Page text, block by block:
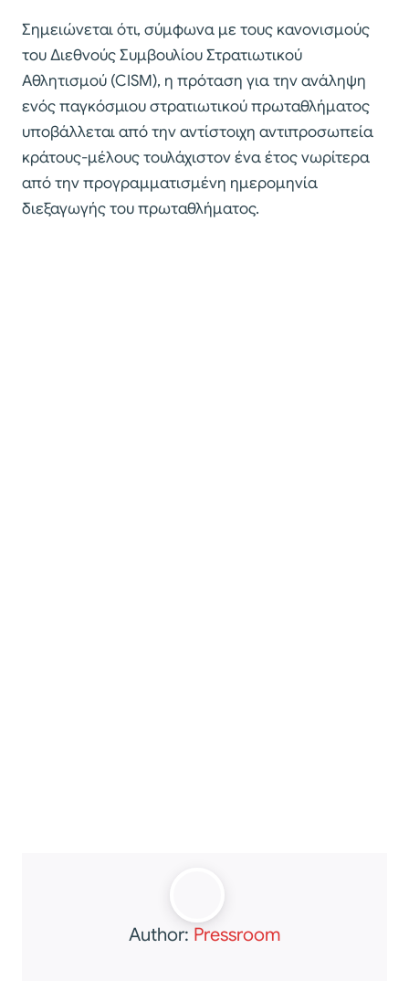
Σημειώνεται ότι, σύμφωνα με τους κανονισμούς
του Διεθνούς Συμβουλίου Στρατιωτικού
Αθλητισμού (CISM), η πρόταση για την ανάληψη
ενός παγκόσμιου στρατιωτικού πρωταθλήματος
υποβάλλεται από την αντίστοιχη αντιπροσωπεία
κράτους-μέλους τουλάχιστον ένα έτος νωρίτερα
από την προγραμματισμένη ημερομηνία
διεξαγωγής του πρωταθλήματος.
Author: Pressroom